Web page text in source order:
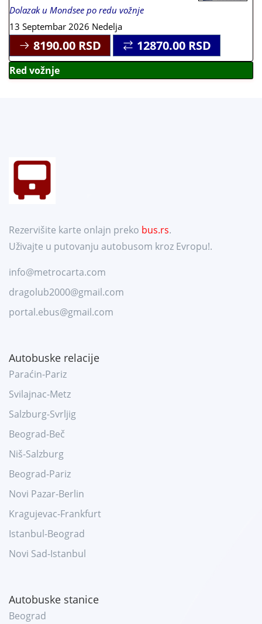
Dolazak u Mondsee po redu vožnje
13 Septembar 2026 Nedelja
8190.00 RSD 12870.00 RSD
Red vožnje
Rezervišite karte onlajn preko bus.rs.
Uživajte u putovanju autobusom kroz Evropu!.
info@metrocarta.com
dragolub2000@gmail.com
portal.ebus@gmail.com
Autobuske relacije
Paraćin-Pariz
Svilajnac-Metz
Salzburg-Svrljig
Beograd-Beč
Niš-Salzburg
Beograd-Pariz
Novi Pazar-Berlin
Kragujevac-Frankfurt
Istanbul-Beograd
Novi Sad-Istanbul
Autobuske stanice
Beograd